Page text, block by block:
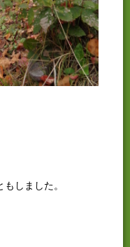
しました。